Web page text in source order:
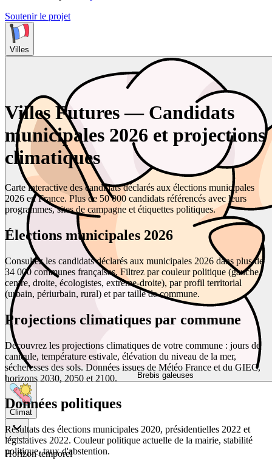
Soutenir le projet
Villes
Brebis galeuses
Climat
Horizon temporel
Villes Futures — Candidats
municipales 2026 et projections
climatiques
Carte interactive des candidats déclarés aux élections municipales
2026 en France. Plus de 50 000 candidats référencés avec leurs
programmes, sites de campagne et étiquettes politiques.
Élections municipales 2026
Consultez les candidats déclarés aux municipales 2026 dans plus de
34 000 communes françaises. Filtrez par couleur politique (gauche,
centre, droite, écologistes, extrême-droite), par profil territorial
(urbain, périurbain, rural) et par taille de commune.
Projections climatiques par commune
Découvrez les projections climatiques de votre commune : jours de
canicule, température estivale, élévation du niveau de la mer,
sécheresses des sols. Données issues de Météo France et du GIEC,
horizons 2030, 2050 et 2100.
Données politiques
Résultats des élections municipales 2020, présidentielles 2022 et
législatives 2022. Couleur politique actuelle de la mairie, stabilité
politique, taux d'abstention.